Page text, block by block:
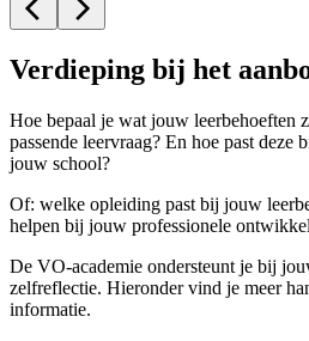
Verdieping bij het
Hoe bepaal je wat jouw leerbehoeften
passende leervraag? En hoe past
jouw school?
Of: welke opleiding past bij jouw
helpen bij jouw professionele
De VO-academie ondersteunt je bij
zelfreflectie. Hieronder vind je meer
informatie.